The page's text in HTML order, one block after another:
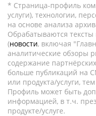
* Страница-профиль
услуги), технологии,
на основе анализа
Обрабатываются
(новости, включая
аналитические обзоры
содержание
больше публикаций на
или продукта/услуги,
Профиль может быть
информацией, в т.ч.
продукте/услуге.